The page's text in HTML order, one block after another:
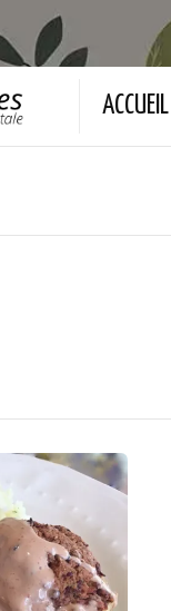
ACCUEIL